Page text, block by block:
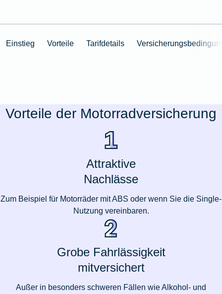
Einstieg Vorteile Tarifdetails
Vorteile der Motorradversicherung
Attraktive
Nachlässe
Zum Beispiel für Motorräder mit ABS oder wenn Sie die Single-
Nutzung vereinbaren.
Grobe Fahrlässigkeit
mitversichert
Außer in besonders schweren Fällen wie Alkohol- und